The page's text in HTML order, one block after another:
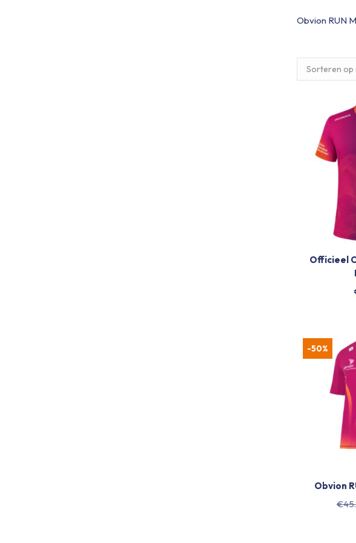
Obvion RUN
Officieel
-50%
Obvion
€